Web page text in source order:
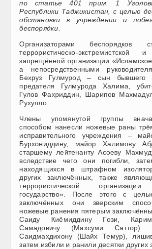
по статье 401 прим. 1
Республики Таджикистан, с целью
обстановки в учреждении и
беспорядки.
Организаторами беспорядков
террористическо-
запрещённой организации «Исламское
а непосредственными
Бехруз Гулмурод – сын бывшего
предателя Гулмурода Халима,
Гулов Фахриддин, Шарипов
Рухулло.
Члены упомянутой группы
способом нанесли ножевые раны
исправительного учреждения –
Бурхониддину, майор Халимову
старшему лейтенанту Асоеву
вследствие чего они погибли,
находящихся в штрафном
других заключённых, также
террористической
государство». После этого с
заключённых они зверским
ножевые ранения пятерым
Саиду Киёмиддину Гози,
Самадовичу (Махсуми Саттор)
Саидмахдихону (Шайх Темур),
затем избили и ранили десятки других